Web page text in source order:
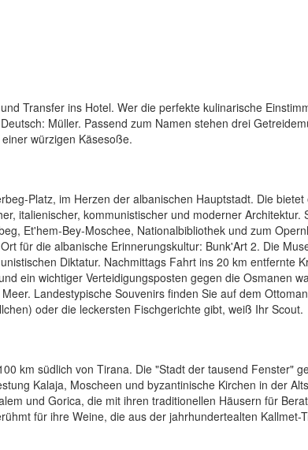
Transfer ins Hotel. Wer die perfekte kulinarische
Müller. Passend zum Namen stehen drei
würzigen Käsesoße.
Platz, im Herzen der albanischen Hauptstadt. Die bietet
italienischer, kommunistischer und moderner Architektur.
Et'hem-Bey-Moschee, Nationalbibliothek und zum
für die albanische Erinnerungskultur: Bunk'Art 2. Die
Diktatur. Nachmittags Fahrt ins 20 km entfernte
ein wichtiger Verteidigungsposten gegen die Osmanen
Landestypische Souvenirs finden Sie auf dem
oder die leckersten Fischgerichte gibt, weiß Ihr Scout.
km südlich von Tirana. Die "Stadt der tausend Fenster"
Kalaja, Moscheen und byzantinische Kirchen in der
und Gorica, die mit ihren traditionellen Häusern für
für ihre Weine, die aus der jahrhundertealten Kallmet-